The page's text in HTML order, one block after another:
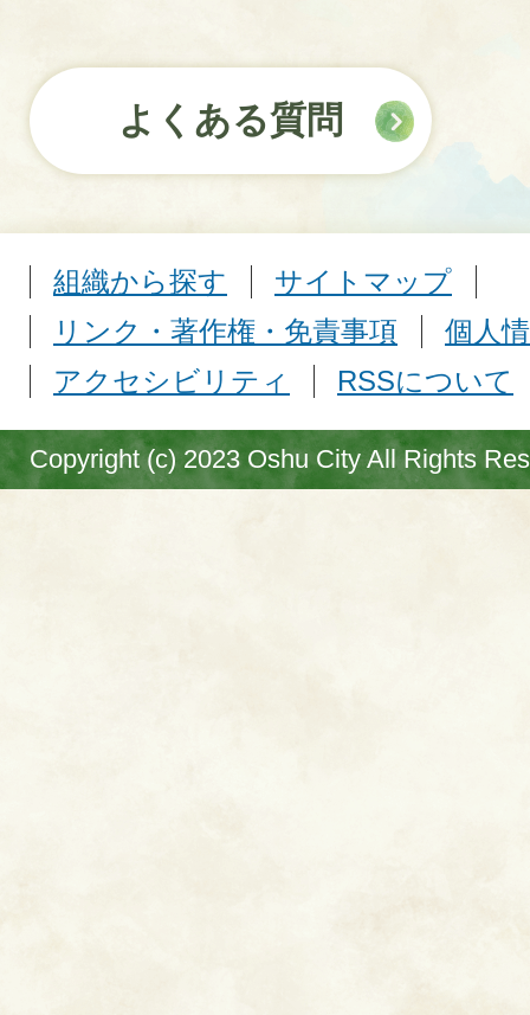
よくある質問
組織から探す
サイトマップ
リンク・著作権・免責事項
個人
アクセシビリティ
RSSについて
Copyright (c) 2023 Oshu City All Rights